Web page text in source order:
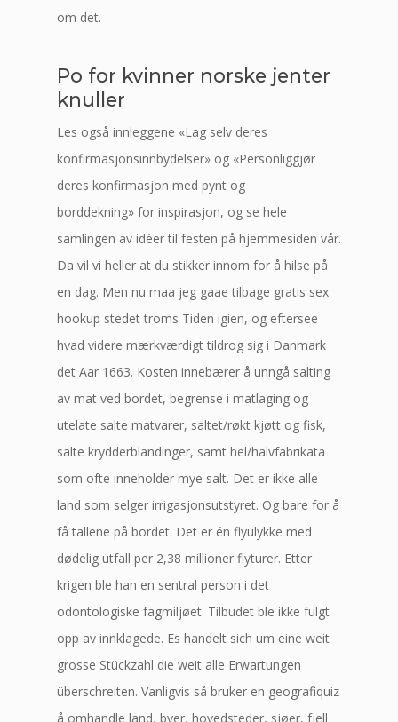
om det.
Po for kvinner norske jenter
knuller
Les også innleggene «Lag selv deres
konfirmasjonsinnbydelser» og «Personliggjør
deres konfirmasjon med pynt og
borddekning» for inspirasjon, og se hele
samlingen av idéer til festen på hjemmesiden vår.
Da vil vi heller at du stikker innom for å hilse på
en dag. Men nu maa jeg gaae tilbage gratis sex
hookup stedet troms Tiden igien, og eftersee
hvad videre mærkværdigt tildrog sig i Danmark
det Aar 1663. Kosten innebærer å unngå salting
av mat ved bordet, begrense i matlaging og
utelate salte matvarer, saltet/røkt kjøtt og fisk,
salte krydderblandinger, samt hel/halvfabrikata
som ofte inneholder mye salt. Det er ikke alle
land som selger irrigasjonsutstyret. Og bare for å
få tallene på bordet: Det er én flyulykke med
dødelig utfall per 2,38 millioner flyturer. Etter
krigen ble han en sentral person i det
odontologiske fagmiljøet. Tilbudet ble ikke fulgt
opp av innklagede. Es handelt sich um eine weit
grosse Stückzahl die weit alle Erwartungen
überschreiten. Vanligvis så bruker en geografiquiz
å omhandle land, byer, hovedsteder, sjøer, fjell